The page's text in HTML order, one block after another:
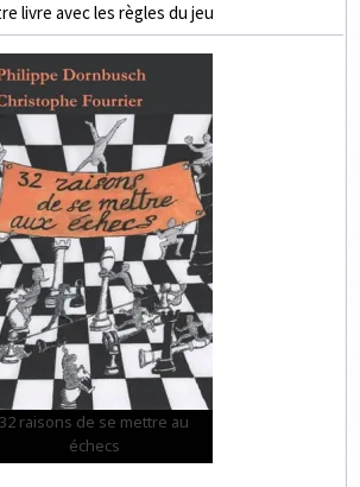
livre avec les règles du jeu
32 raisons de se mettre au
échecs